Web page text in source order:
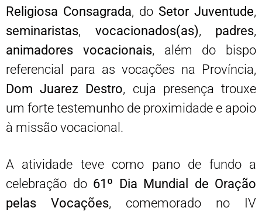
Religiosa Consagrada, do Setor Juventude,
seminaristas, vocacionados(as), padres,
animadores vocacionais, além do bispo
referencial para as vocações na Província,
Dom Juarez Destro, cuja presença trouxe
um forte testemunho de proximidade e apoio
à missão vocacional.
A atividade teve como pano de fundo a
celebração do 61º Dia Mundial de Oração
pelas Vocações, comemorado no IV